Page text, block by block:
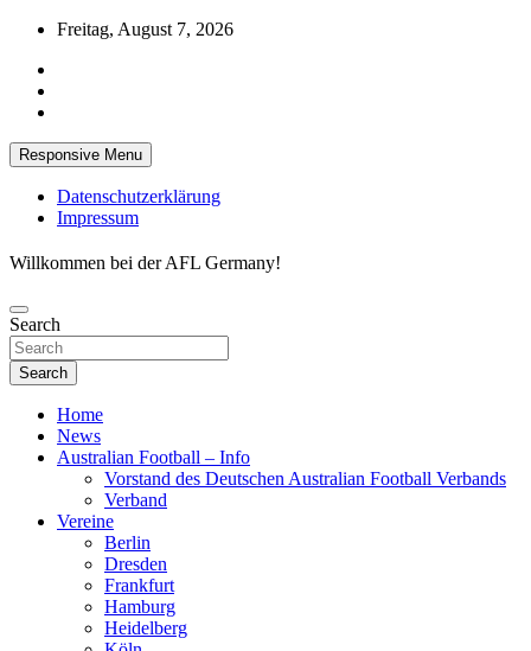
Skip
content
Freitag, August 7, 2026
Responsive Menu
Datenschutzerklärung
Impressum
Willkommen bei der AFL Germany!
Search
Search
Home
News
Australian Football – Info
Vorstand des Deutschen Australian Football Verbands
Verband
Vereine
Berlin
Dresden
Frankfurt
Hamburg
Heidelberg